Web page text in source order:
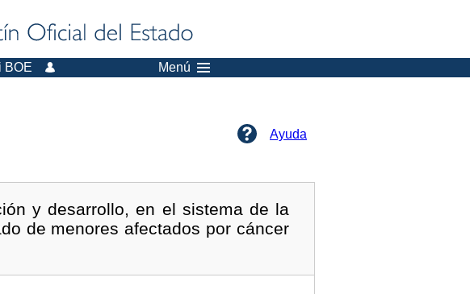
BOE Menú
Ayuda
y desarrollo, en el sistema de la
de menores afectados por cáncer